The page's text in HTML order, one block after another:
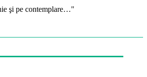
şi pe contemplare…"